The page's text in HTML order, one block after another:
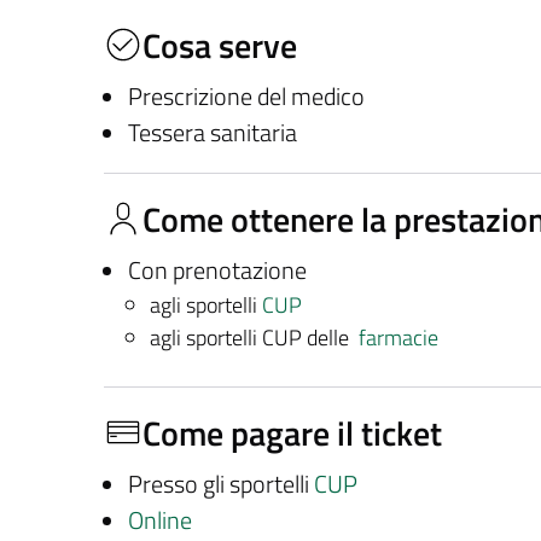
Cosa serve
Prescrizione del medico
Tessera sanitaria
Come ottenere la
Con prenotazione
agli sportelli CUP
agli sportelli CUP delle farmacie
Come pagare il ticket
Presso gli sportelli CUP
Online